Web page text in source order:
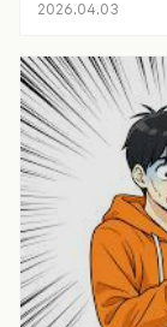
2026.04.03